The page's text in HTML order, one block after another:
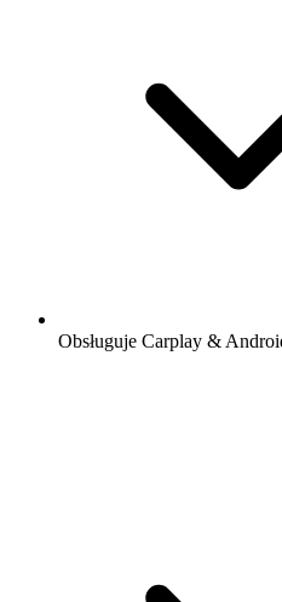
Obsługuje Carplay &